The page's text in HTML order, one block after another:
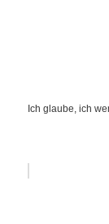
Ich glaube, ich